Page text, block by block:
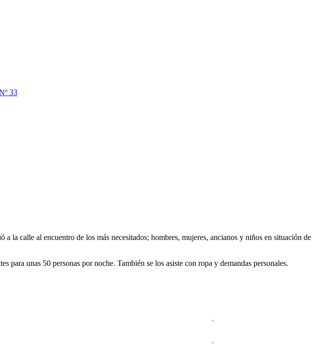
33
la calle al encuentro de los más necesitados; hombres, mujeres, ancianos y niños en situación de
unas 50 personas por noche. También se los asiste con ropa y demandas personales.